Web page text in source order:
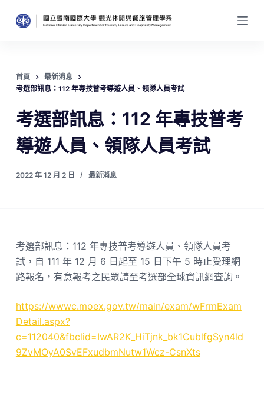
跳
至
內
容
首頁
最新消息
考選部訊息：112 年專技普考導遊人員、領隊人員考試
考選部訊息：112 年專技普考
導遊人員、領隊人員考試
2022 年 12 月 2 日 最新消息
考選部訊息：112 年專技普考導遊人員、領隊人員考
試，自 111 年 12 月 6 日起至 15 日下午 5 時止受理網
路報名，有意報考之民眾請至考選部全球資訊網查詢。
https://wwwc.moex.gov.tw/main/exam/wFrmExam
Detail.aspx?
c=112040&fbclid=IwAR2K_HiTjnk_bk1CublfgSyn4ld
9ZvMOyA0SvEFxudbmNutw1Wcz-CsnXts